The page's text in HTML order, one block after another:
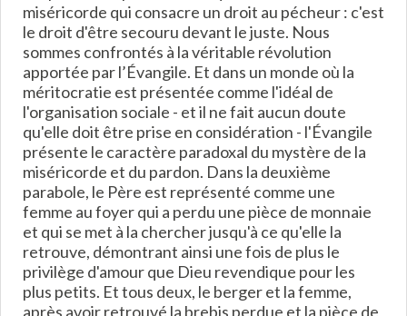
miséricorde qui consacre un droit au pécheur : c'est
le droit d'être secouru devant le juste. Nous
sommes confrontés à la véritable révolution
apportée par l’Évangile. Et dans un monde où la
méritocratie est présentée comme l'idéal de
l'organisation sociale - et il ne fait aucun doute
qu'elle doit être prise en considération - l'Évangile
présente le caractère paradoxal du mystère de la
miséricorde et du pardon. Dans la deuxième
parabole, le Père est représenté comme une
femme au foyer qui a perdu une pièce de monnaie
et qui se met à la chercher jusqu'à ce qu'elle la
retrouve, démontrant ainsi une fois de plus le
privilège d'amour que Dieu revendique pour les
plus petits. Et tous deux, le berger et la femme,
après avoir retrouvé la brebis perdue et la pièce de